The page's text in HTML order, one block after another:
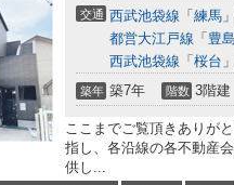
交通 西武池袋線 「 練馬
都営大江戸線 「 豊
西武池袋線 「 桜台
築年 築7年 階数 3階建
ここまでご覧頂きありが
指し、各沿線の各不動産
供し...